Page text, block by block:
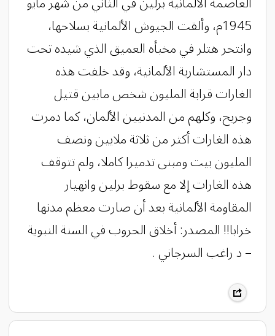
1945م، وألقت الجيوش الألمانية بسلاحها،
وانتحر هتلر في مخبأه العميق الذي شيده تحت
دار المستشارية الألمانية، وقد خلفت هذه
الغارات قرابة المليون شخص مابين قتيل
وجريح، وكلهم من المدنيين الألمان، كما دمرت
هذه الغارات أكثر من ثلاثة ملايين ونصف
المليون بيت ومبنى تدميرا كاملا، ولم تتوقف
هذه الغارات إلا مع سقوط برلين وانهيار
المقاومة الألمانية بعد أن صارت معظم مدنها
خرابا!! المصدر: أخلاق الحروب في السنة النبوية
– د راغب السرجاني .